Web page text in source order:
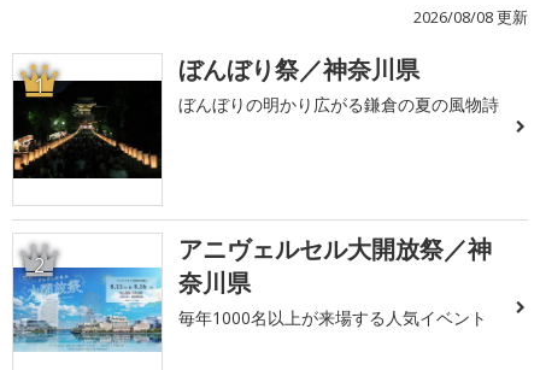
2026/08/08 更新
1 ぼんぼり祭／神奈川県
ぼんぼりの明かり広がる鎌倉の夏の風物詩
2
アニヴェルセル大開放祭／神
奈川県
毎年1000名以上が来場する人気イベント